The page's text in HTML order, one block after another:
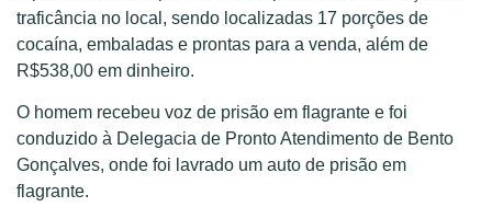
traficância no local, sendo localizadas 17 porções de
cocaína, embaladas e prontas para a venda, além de
R$538,00 em dinheiro.
O homem recebeu voz de prisão em flagrante e foi
conduzido à Delegacia de Pronto Atendimento de Bento
Gonçalves, onde foi lavrado um auto de prisão em
flagrante.